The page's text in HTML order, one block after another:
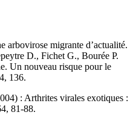
arbovirose migrante d’actualité.
D., Fichet G., Bourée P.
Un nouveau risque pour le
136.
: Arthrites virales exotiques :
81-88.